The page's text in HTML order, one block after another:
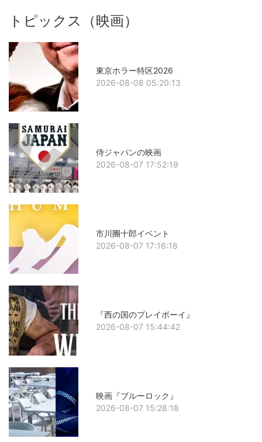
トピックス（映画）
東京ホラー特区2026
2026-08-08 05:20:13
侍ジャパンの映画
2026-08-07 17:52:19
市川團十郎イベント
2026-08-07 17:16:18
『西の国のプレイボーイ』
2026-08-07 15:44:42
映画『ブルーロック』
2026-08-07 15:28:18